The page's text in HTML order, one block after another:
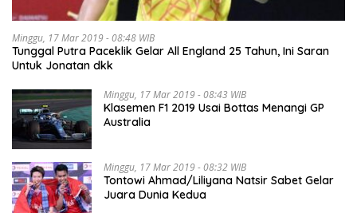
Minggu, 17 Mar 2019 - 08:48 WIB
Tunggal Putra Paceklik Gelar All England 25 Tahun, Ini Saran
Untuk Jonatan dkk
Minggu, 17 Mar 2019 - 08:43 WIB
Klasemen F1 2019 Usai Bottas Menangi GP
Australia
Minggu, 17 Mar 2019 - 08:32 WIB
Tontowi Ahmad/Liliyana Natsir Sabet Gelar
Juara Dunia Kedua